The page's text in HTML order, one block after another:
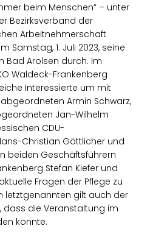
beim Menschen“ – unter
Bezirksverband der
Arbeitnehmerschaft
Samstag, 1. Juli 2023, seine
Bad Arolsen durch. Im
Waldeck-Frankenberg
Interessierte um mit
Armin Schwarz,
Jan-Wilhelm
CDU-
Christian Göttlicher und
beiden Geschäftsführern
Stefan Kiefer und
Fragen der Pflege zu
letztgenannten gilt auch der
dass die Veranstaltung im
konnte.